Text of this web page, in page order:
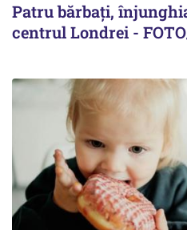
Patru bărbați,
centrul Londrei -